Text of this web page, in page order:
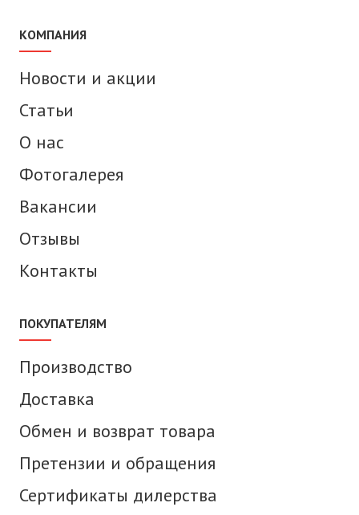
КОМПАНИЯ
Новости и акции
Статьи
О нас
Фотогалерея
Вакансии
Отзывы
Контакты
ПОКУПАТЕЛЯМ
Производство
Доставка
Обмен и возврат товара
Претензии и обращения
Сертификаты дилерства